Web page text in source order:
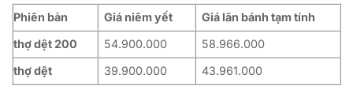
Phiên bản Giá niêm yết
Giá lăn bánh tạm tính
thợ dệt 200
54.900.000
58.966.000
thợ dệt
39.900.000 43.961.000